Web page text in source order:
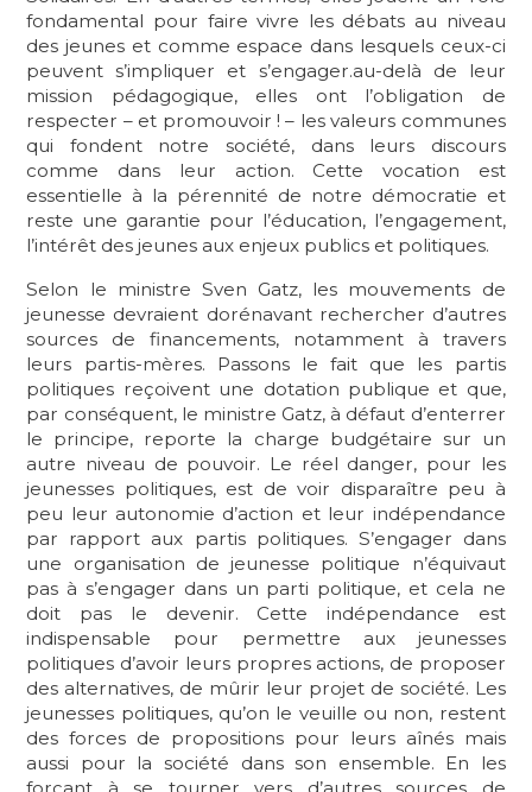
fondamental pour faire vivre les débats au niveau
des jeunes et comme espace dans lesquels ceux-ci
peuvent s’impliquer et s’engager.au-delà de leur
mission pédagogique, elles ont l’obligation de
respecter – et promouvoir ! – les valeurs communes
qui fondent notre société, dans leurs discours
comme dans leur action. Cette vocation est
essentielle à la pérennité de notre démocratie et
reste une garantie pour l’éducation, l’engagement,
l’intérêt des jeunes aux enjeux publics et politiques.
Selon le ministre Sven Gatz, les mouvements de
jeunesse devraient dorénavant rechercher d’autres
sources de financements, notamment à travers
leurs partis-mères. Passons le fait que les partis
politiques reçoivent une dotation publique et que,
par conséquent, le ministre Gatz, à défaut d’enterrer
le principe, reporte la charge budgétaire sur un
autre niveau de pouvoir. Le réel danger, pour les
jeunesses politiques, est de voir disparaître peu à
peu leur autonomie d’action et leur indépendance
par rapport aux partis politiques. S’engager dans
une organisation de jeunesse politique n’équivaut
pas à s’engager dans un parti politique, et cela ne
doit pas le devenir. Cette indépendance est
indispensable pour permettre aux jeunesses
politiques d’avoir leurs propres actions, de proposer
des alternatives, de mûrir leur projet de société. Les
jeunesses politiques, qu’on le veuille ou non, restent
des forces de propositions pour leurs aînés mais
aussi pour la société dans son ensemble. En les
forçant à se tourner vers d’autres sources de